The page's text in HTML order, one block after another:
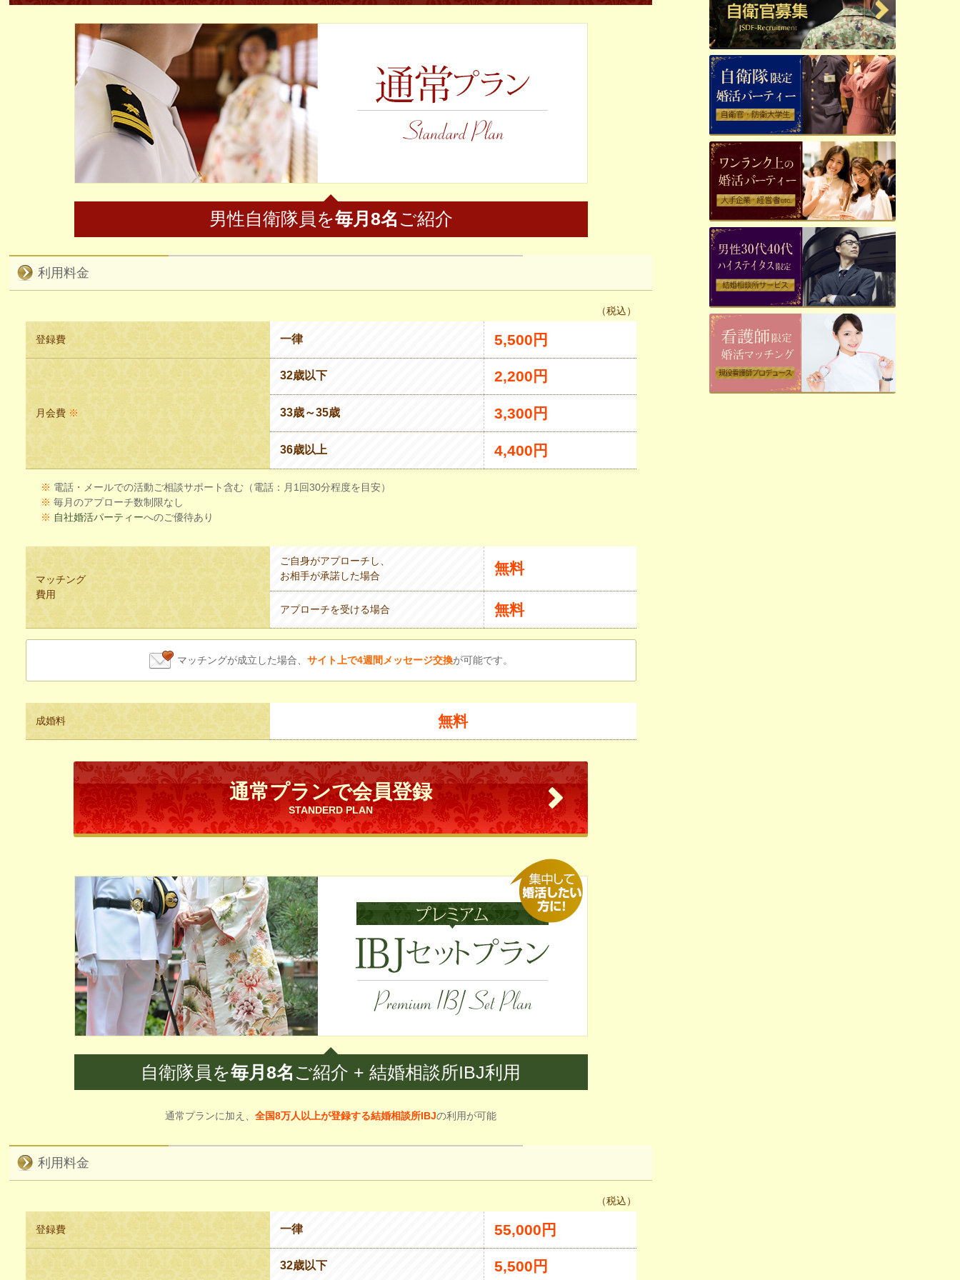
男性自衛隊員を毎月8名 ご紹介
利用料金
（税込）
登録費 一律 5,500円
月会費 ※
32歳以下 2,200円
33歳～35歳 3,300円
36歳以上 4,400円
※ 電話・メールでの活動ご相談サポート含む（電話：月1回30分程度を目安）
※ 毎月のアプローチ数制限なし
※ 自社婚活パーティーへのご優待あり
マッチング
費用
ご自身がアプローチし、
お相手が承諾した場合
無料
アプローチを受ける場合 無料
マッチングが成立した場合、サイト上で4週間メッセージ交換が可能です。
成婚料 無料
通常プランで会員登録
STANDERD PLAN
自衛隊員を毎月8名 ご紹介 + 結婚相談所IBJ利用
通常プランに加え、全国8万人以上が登録する結婚相談所IBJの利用が可能
利用料金
（税込）
登録費 一律 55,000円
32歳以下 5,500円